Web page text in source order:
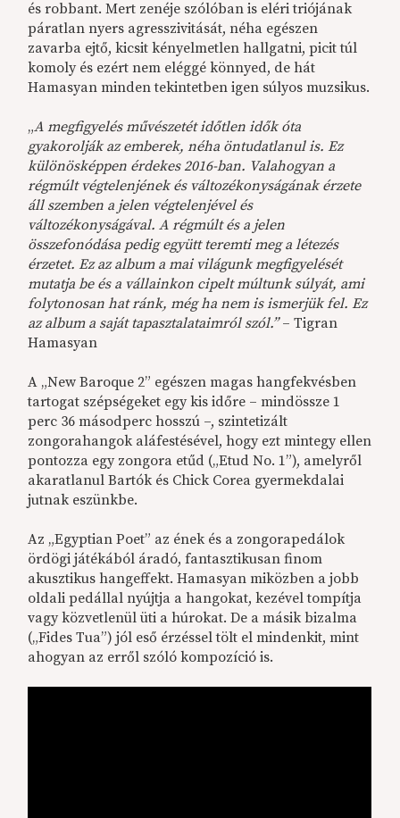
és robbant. Mert zenéje szólóban is eléri triójának
páratlan nyers agresszivitását, néha egészen
zavarba ejtő, kicsit kényelmetlen hallgatni, picit túl
komoly és ezért nem eléggé könnyed, de hát
Hamasyan minden tekintetben igen súlyos muzsikus.
„A megfigyelés művészetét időtlen idők óta
gyakorolják az emberek, néha öntudatlanul is. Ez
különösképpen érdekes 2016-ban. Valahogyan a
régmúlt végtelenjének és változékonyságának érzete
áll szemben a jelen végtelenjével és
változékonyságával. A régmúlt és a jelen
összefonódása pedig együtt teremti meg a létezés
érzetet. Ez az album a mai világunk megfigyelését
mutatja be és a vállainkon cipelt múltunk súlyát, ami
folytonosan hat ránk, még ha nem is ismerjük fel. Ez
az album a saját tapasztalataimról szól.”– Tigran
Hamasyan
A „New Baroque 2” egészen magas hangfekvésben
tartogat szépségeket egy kis időre – mindössze 1
perc 36 másodperc hosszú –, szintetizált
zongorahangok aláfestésével, hogy ezt mintegy ellen
pontozza egy zongora etűd („Etud No. 1”), amelyről
akaratlanul Bartók és Chick Corea gyermekdalai
jutnak eszünkbe.
Az „Egyptian Poet” az ének és a zongorapedálok
ördögi játékából áradó, fantasztikusan finom
akusztikus hangeffekt. Hamasyan miközben a jobb
oldali pedállal nyújtja a hangokat, kezével tompítja
vagy közvetlenül üti a húrokat. De a másik bizalma
(„Fides Tua”) jól eső érzéssel tölt el mindenkit, mint
ahogyan az erről szóló kompozíció is.